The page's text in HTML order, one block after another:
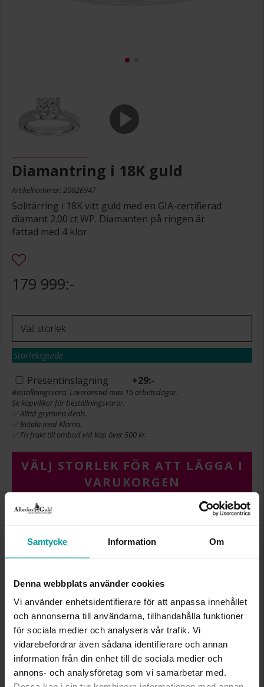
Samtycke Information Om
Denna webbplats använder cookies
Vi använder enhetsidentifierare för att anpassa innehållet
och annonserna till användarna, tillhandahålla funktioner
för sociala medier och analysera vår trafik. Vi
vidarebefordrar även sådana identifierare och annan
information från din enhet till de sociala medier och
annons- och analysföretag som vi samarbetar med.
Diamantring i 18K guld
Artikelnummer: 20026947
Solitärring i 18K vitt guld med en GIA-certifierad
diamant 2.00 ct WP. Diamanten på ringen är
fattad med 4 klor.
179 999:-
Storleksguide
Presentinslagning +29:-
Beställningsvara. Leveranstid max 15 arbetsdagar.
Se köpvillkor för beställningsvaror.
✅ Alltid grymma deals.
✅ Betala med Klarna.
✅ Fri frakt till ombud vid köp över 500 kr.
VÄLJ STORLEK FÖR ATT LÄGGA I
VARUKORGEN
Öppet köp, ångerrätt och bytesrätt gäller ej för
arbetsdagar för beställningsvaror. Läs mer om
ångerrätt och öppet köp i webbshoppen
INFO
BREDD CA (MM)
2,8-8,8
HÖJD CA (MM)
2,1-8,8
MATERIAL
Vitt guld